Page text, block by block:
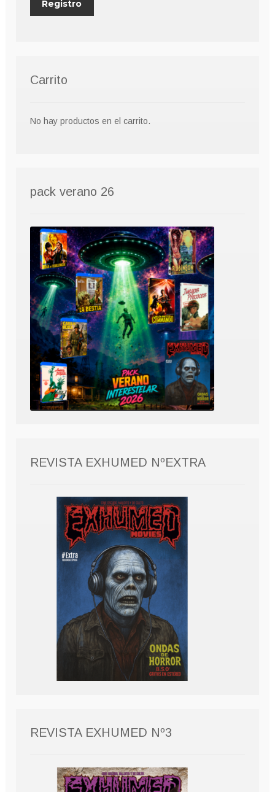
Carrito
No hay productos en el carrito.
pack verano 26
REVISTA EXHUMED NºEXTRA
REVISTA EXHUMED Nº3